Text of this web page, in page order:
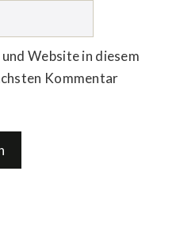
Website in diesem
Kommentar